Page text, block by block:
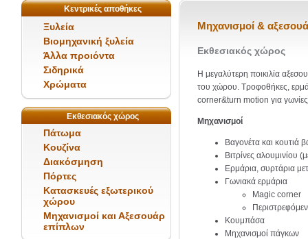
Κεντρικές αποθήκες
Ξυλεία
Βιομηχανική ξυλεία
Άλλα προιόντα
Σιδηρικά
Χρώματα
Εκθεσιακός χώρος
Πάτωμα
Κουζίνα
Διακόσμηση
Πόρτες
Κατασκευές εξωτερικού
χώρου
Μηχανισμοί και Αξεσουάρ
επίπλων
Μηχανισμοί &
Εκθεσιακός χώρος
Η μεγαλύτερη ποικιλία
του χώρου. Τροφοθήκες,
corner&turn motion για
Μηχανισμοί
Βαγονέτα και κουτιά
Βιτρίνες αλουμινίου
Ερμάρια, συρτάρια
Γωνιακά ερμάρια
Magic corner
Κουμπάσα
Μηχανισμοί πάγκων